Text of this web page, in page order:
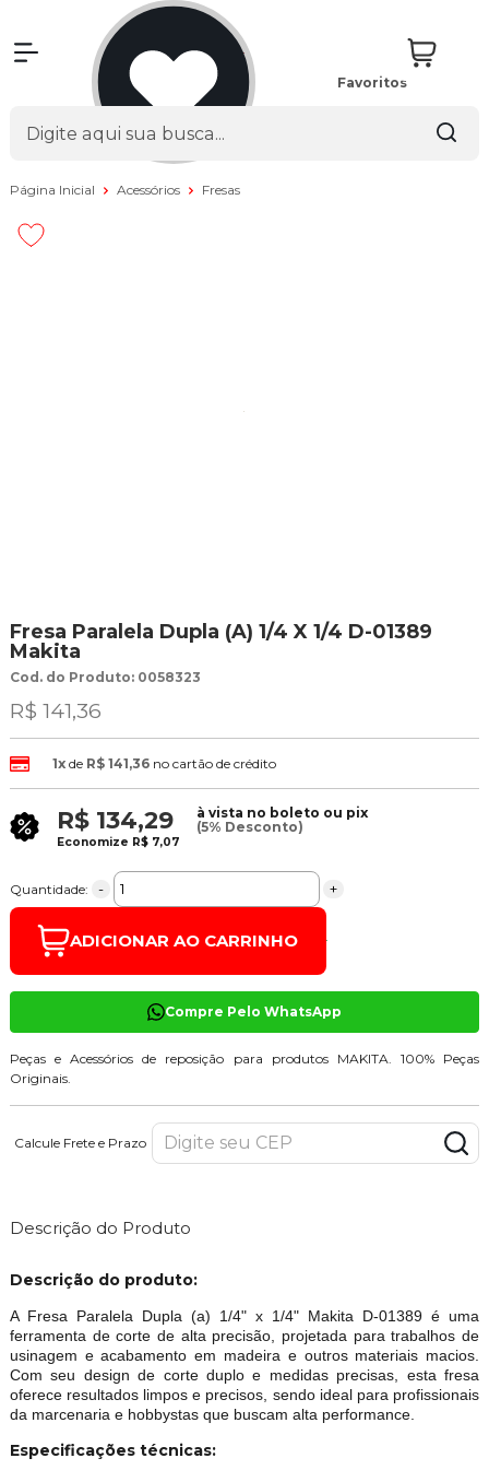
Favoritos
Página Inicial Acessórios Fresas
Fresa Paralela Dupla (A) 1/4 X 1/4 D-01389
Makita
Cod. do Produto: 0058323
R$ 141,36
1xde R$ 141,36 no cartão de crédito
R$ 134,29
à vista no boleto ou pix
(5% Desconto)
Economize R$ 7,07
Quantidade: - +
ADICIONAR AO CARRINHO
Compre Pelo WhatsApp
Peças e Acessórios de reposição para produtos MAKITA. 100% Peças
Originais.
Calcule Frete e Prazo
Descrição do Produto
Descrição do produto:
A Fresa Paralela Dupla (a) 1/4" x 1/4" Makita D-01389 é uma
ferramenta de corte de alta precisão, projetada para trabalhos de
usinagem e acabamento em madeira e outros materiais macios.
Com seu design de corte duplo e medidas precisas, esta fresa
oferece resultados limpos e precisos, sendo ideal para profissionais
da marcenaria e hobbystas que buscam alta performance.
Especificações técnicas: